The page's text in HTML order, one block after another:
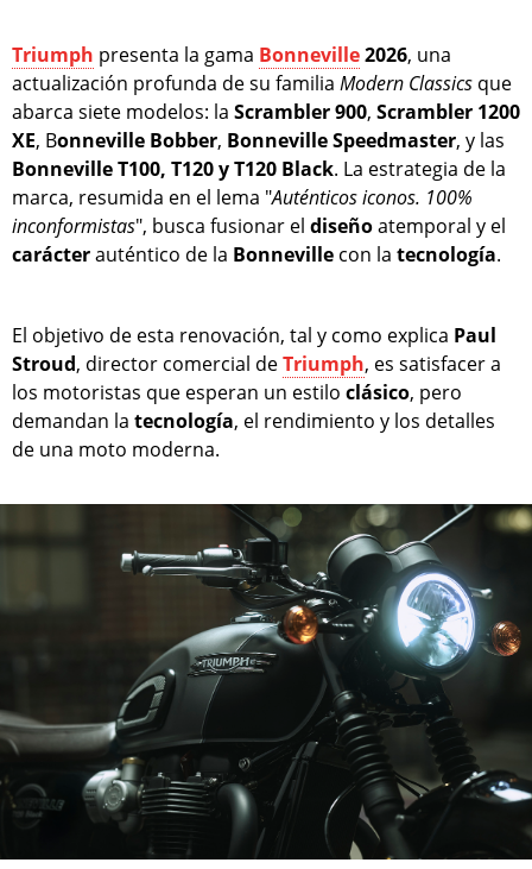
Triumph presenta la gama Bonneville2026, una
actualización profunda de su familia Modern Classics que
abarca siete modelos: la Scrambler 900, Scrambler 1200
XE, Bonneville Bobber, Bonneville Speedmaster, y las
Bonneville T100, T120 y T120 Black. La estrategia de la
marca, resumida en el lema "Auténticos iconos. 100%
inconformistas", busca fusionar el diseñoatemporal y el
carácterauténtico de la Bonneville con la tecnología.
El objetivo de esta renovación, tal y como explica Paul
Stroud, director comercial deTriumph, es satisfacer a
los motoristas que esperan un estilo clásico, pero
demandan la tecnología, el rendimiento y los detalles
de una moto moderna.